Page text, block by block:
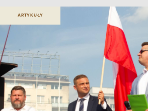
ARTYKUŁY